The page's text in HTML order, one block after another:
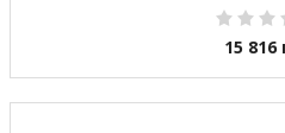
15 816